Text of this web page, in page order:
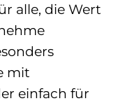
alle, die Wert
mit
einfach für